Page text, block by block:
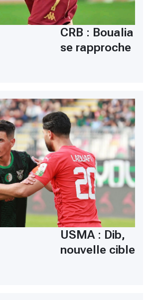
CRB : Boualia
se rapproche
USMA : Dib,
nouvelle cible